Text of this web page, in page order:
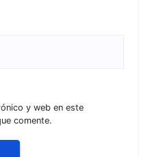
y web en este
comente.